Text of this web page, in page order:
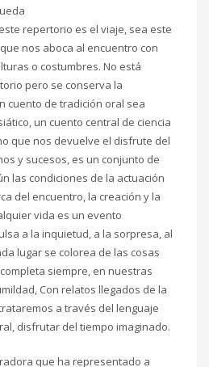
repertorio es el viaje, sea este
nos aboca al encuentro con
o costumbres. No está
pero se conserva la
cuento de tradición oral sea
un cuento central de ciencia
que nos devuelve el disfrute del
y sucesos, es un conjunto de
las condiciones de la actuación
del encuentro, la creación y la
vida es un evento
a la inquietud, a la sorpresa, al
lugar se colorea de las cosas
siempre, en nuestras
Con relatos llegados de la
a través del lenguaje
disfrutar del tiempo imaginado.
que ha representado a